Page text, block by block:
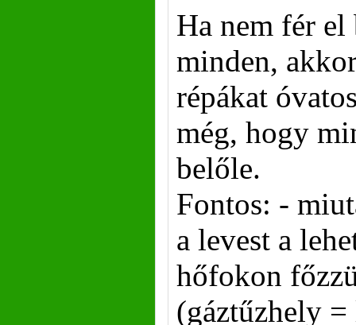
Ha nem fér el
minden,
répákat
még, hogy
belőle.
Fontos: -
a levest a
hőfokon
(gáztűzhely =